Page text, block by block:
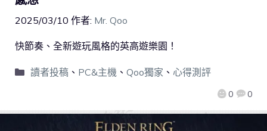
2025/03/10 作者: Mr. Qoo
0 0
快節奏、全新遊玩風格的英高遊樂園！
讀者投稿、 PC&主機、 Qoo獨家 、 心得測評